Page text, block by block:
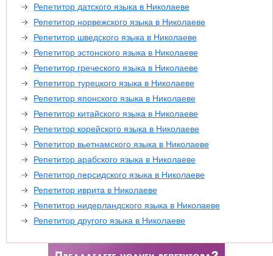
Репетитор датского языка в Николаеве
Репетитор норвежского языка в Николаеве
Репетитор шведского языка в Николаеве
Репетитор эстонского языка в Николаеве
Репетитор греческого языка в Николаеве
Репетитор турецкого языка в Николаеве
Репетитор японского языка в Николаеве
Репетитор китайского языка в Николаеве
Репетитор корейского языка в Николаеве
Репетитор вьетнамского языка в Николаеве
Репетитор арабского языка в Николаеве
Репетитор персидского языка в Николаеве
Репетитор иврита в Николаеве
Репетитор нидерландского языка в Николаеве
Репетитор другого языка в Николаеве